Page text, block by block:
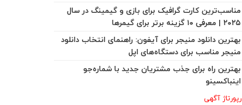
مناسب‌ترین کارت گرافیک برای بازی و گیمینگ در سال
۲۰۲۵ | معرفی ۱۰ گزینه برتر برای گیمرها
بهترین دانلود منیجر برای آیفون: راهنمای انتخاب دانلود
منیجر مناسب برای دستگاه‌های اپل
بهترین راه برای جذب مشتریان جدید با شماره‌جو
اینباکسینو
رپورتاژ آگهی